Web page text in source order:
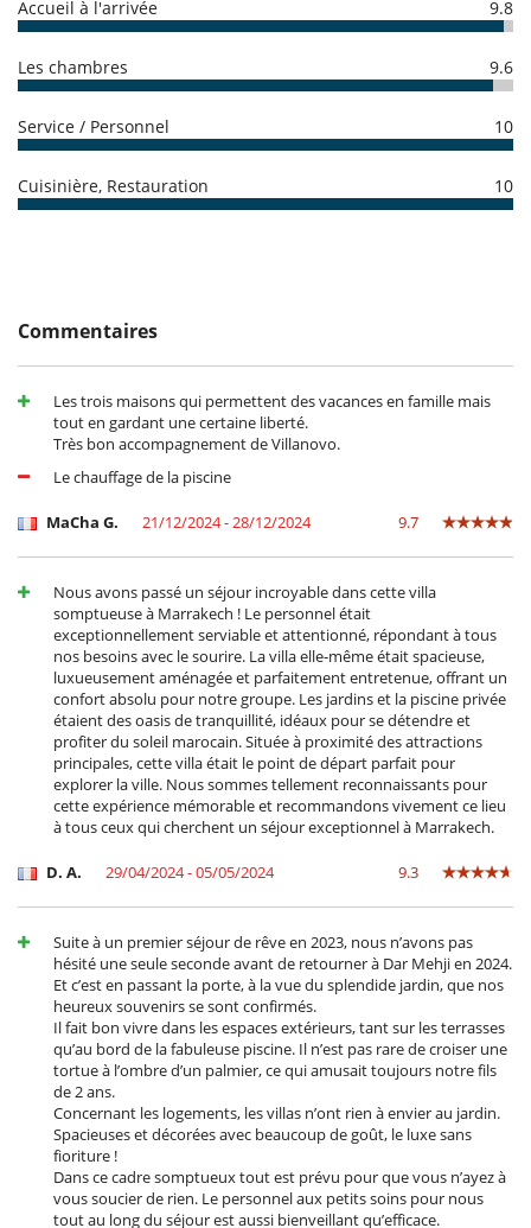
Accès Internet (fibre optique, wifi)
Piscine extérieure chauffée
Projecteur
Salle de jeux
Terrain de pétanque
Terrain de tennis commun
Femme de ménage
Majordome
Personnel de maison
Pour votre confort et votre agrément
Air conditionné dans toute la maison
Blanchisserie
Chauffage central
Salle à manger
Salon
Sèche-cheveux
Terrasses
- Annulation à moins de45 Joursavant l'arrivée :100 %du montant
- Non présentation (No show)
réservation est dû à Villanovo
Accueil à l'arrivée 9.8
Les chambres 9.6
Service / Personnel 10
Cuisinière, Restauration 10
Commentaires
Les trois maisons qui permettent des vacances en famille mais
tout en gardant une certaine liberté.
Très bon accompagnement de Villanovo.
Le chauffage de la piscine
MaCha G. 21/12/2024 - 28/12/2024 9.7
Nous avons passé un séjour incroyable dans cette villa
somptueuse à Marrakech ! Le personnel était
exceptionnellement serviable et attentionné, répondant à tous
nos besoins avec le sourire. La villa elle-même était spacieuse,
luxueusement aménagée et parfaitement entretenue, offrant un
confort absolu pour notre groupe. Les jardins et la piscine privée
étaient des oasis de tranquillité, idéaux pour se détendre et
profiter du soleil marocain. Située à proximité des attractions
principales, cette villa était le point de départ parfait pour
explorer la ville. Nous sommes tellement reconnaissants pour
cette expérience mémorable et recommandons vivement ce lieu
à tous ceux qui cherchent un séjour exceptionnel à Marrakech.
D. A. 29/04/2024 - 05/05/2024 9.3
Suite à un premier séjour de rêve en 2023, nous n’avons pas
hésité une seule seconde avant de retourner à Dar Mehji en 2024.
Et c’est en passant la porte, à la vue du splendide jardin, que nos
heureux souvenirs se sont confirmés.
Il fait bon vivre dans les espaces extérieurs, tant sur les terrasses
qu’au bord de la fabuleuse piscine. Il n’est pas rare de croiser une
tortue à l’ombre d’un palmier, ce qui amusait toujours notre fils
de 2 ans.
Concernant les logements, les villas n’ont rien à envier au jardin.
Spacieuses et décorées avec beaucoup de goût, le luxe sans
fioriture !
Dans ce cadre somptueux tout est prévu pour que vous n’ayez à
vous soucier de rien. Le personnel aux petits soins pour nous
tout au long du séjour est aussi bienveillant qu’efficace.